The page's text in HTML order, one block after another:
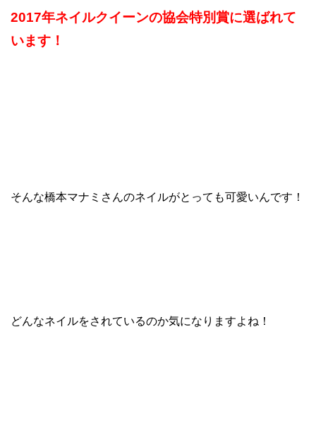
2017年ネイルクイーンの協会特別賞に選ばれて
います！
そんな橋本マナミさんのネイルがとっても可愛いんです！
どんなネイルをされているのか気になりますよね！